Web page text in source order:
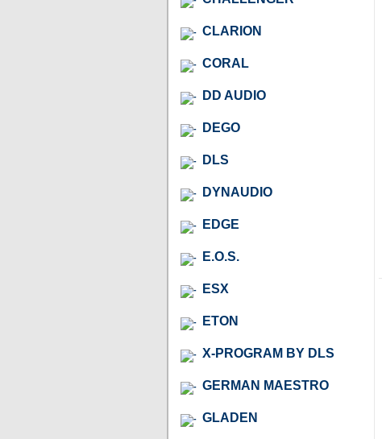
CLARION
CORAL
DD AUDIO
DEGO
DLS
DYNAUDIO
EDGE
E.O.S.
ESX
ETON
X-PROGRAM BY DLS
GERMAN MAESTRO
GLADEN